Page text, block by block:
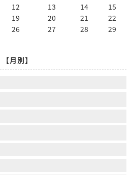
12 13 14
15
19 20 21
22
26 27 28
29
【月別】